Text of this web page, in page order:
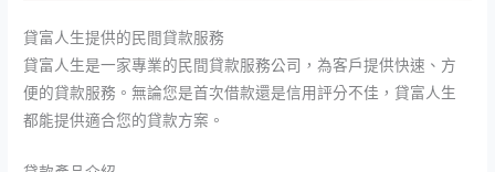
貸富人生提供的民間貸款服務
貸富人生是一家專業的民間貸款服務公司，為客戶提供快速、方
便的貸款服務。無論您是首次借款還是信用評分不佳，貸富人生
都能提供適合您的貸款方案。